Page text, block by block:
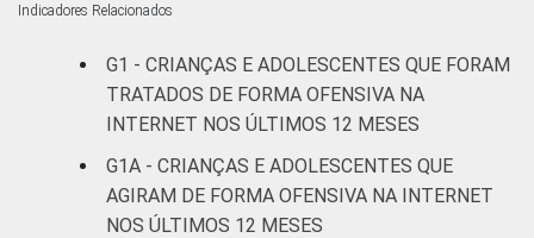
FAIXA ETÁRIA DA
CRIANÇA OU DO
ADOLESCENTE
De 9 a 10
anos
De 11 a 12
anos
Indicadores Relacionados
G1 - CRIANÇAS E ADOLESCENTES QUE FORAM
TRATADOS DE FORMA OFENSIVA NA
INTERNET NOS ÚLTIMOS 12 MESES
G1A - CRIANÇAS E ADOLESCENTES QUE
AGIRAM DE FORMA OFENSIVA NA INTERNET
NOS ÚLTIMOS 12 MESES